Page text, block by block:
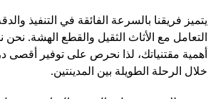
يتميز فريقنا بالسرعة الفائقة في التنفيذ
التعامل مع الأثاث الثقيل والقطع الهشة.
أهمية مقتنياتك، لذا نحرص على توفير أقصى
خلال الرحلة الطويلة بين المدينتين.